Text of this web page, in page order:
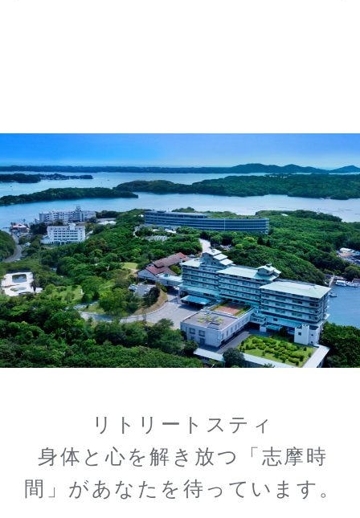
リトリートスティ
身体と心を解き放つ「志摩時
間」があなたを待っています。